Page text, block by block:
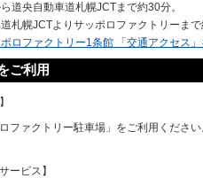
道央自動車道札幌JCTまで約30分。
札幌JCTよりサッポロファクトリーまで
ロファクトリー1条館 「交通アクセス」
ご利用
ロファクトリー駐車場」をご利用ください
ービス】